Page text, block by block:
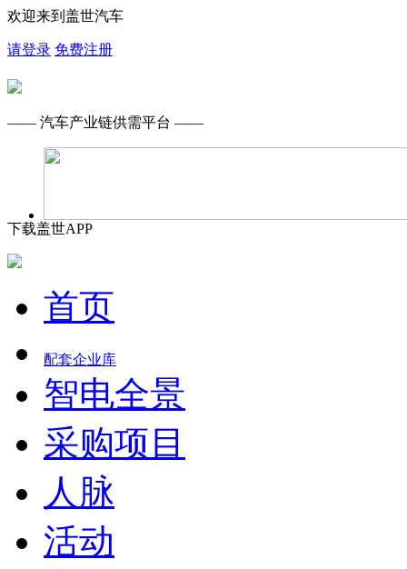
欢迎来到盖世汽车
请登录 免费注册
—— 汽车产业链供需平台 ——
下载盖世APP
首页
配套企业库
智电全景
采购项目
人脉
活动